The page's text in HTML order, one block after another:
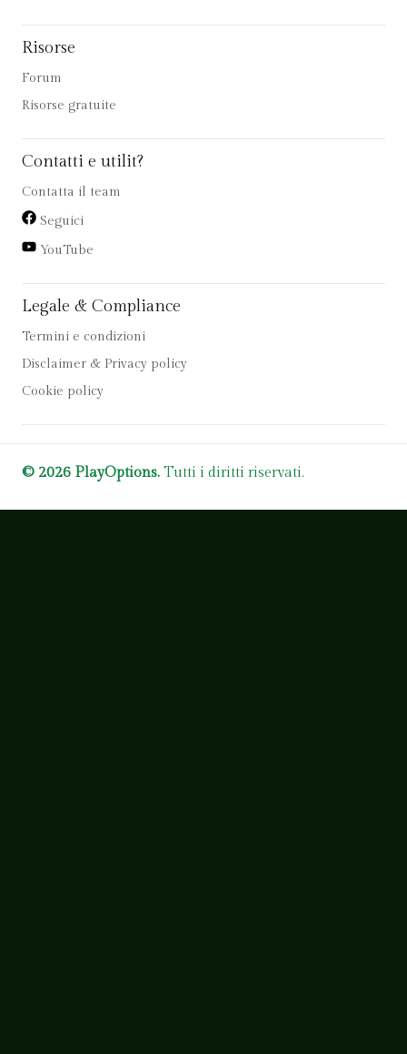
Risorse
Forum
Risorse gratuite
Contatti e utilit?
Contatta il team
Seguici
YouTube
Legale & Compliance
Termini e condizioni
Disclaimer & Privacy policy
Cookie policy
© 2026 PlayOptions. Tutti i diritti riservati.